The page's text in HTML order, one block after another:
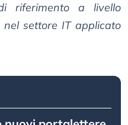
riferimento a livello
nel settore IT applicato